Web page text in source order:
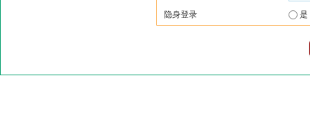
隐身登录